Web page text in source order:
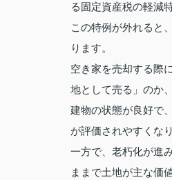
る固定資産税の軽減
この特例が外れると
ります。
空き家を売却する際
地として売る」のか
建物の状態が良好で
が評価されやすくな
一方で、老朽化が進
ままで土地が主な価